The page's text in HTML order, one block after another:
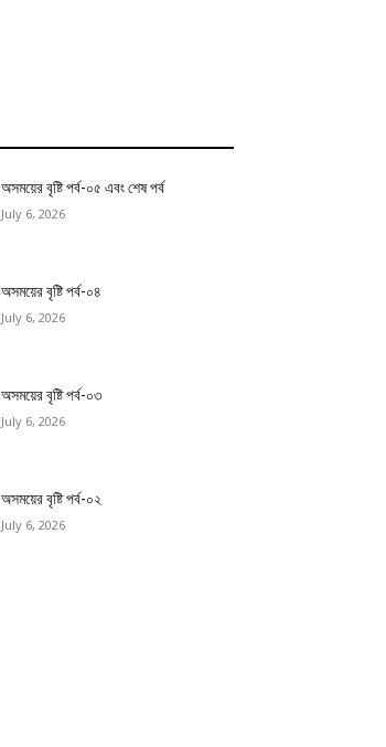
অসময়ের বৃষ্টি পর্ব-০৫ এবং শেষ পর্ব
July 6, 2026
অসময়ের বৃষ্টি পর্ব-০৪
July 6, 2026
অসময়ের বৃষ্টি পর্ব-০৩
July 6, 2026
অসময়ের বৃষ্টি পর্ব-০২
July 6, 2026